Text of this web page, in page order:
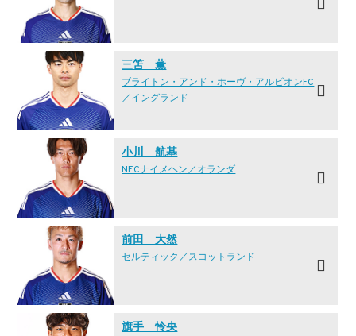
三笘 薫
ブライトン・アンド・ホーヴ・アルビオンFC
／イングランド
小川 航基
NECナイメヘン／オランダ
前田 大然
セルティック／スコットランド
旗手 怜央